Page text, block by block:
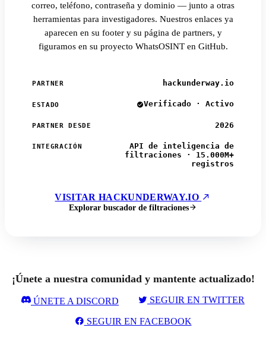
correo, teléfono, contraseña y dominio — junto a otras
herramientas para investigadores. Nuestros enlaces ya
aparecen en su footer y su página de partners, y
figuramos en su proyecto WhatsOSINT en GitHub.
PARTNER hackunderway.io
ESTADO Verificado · Activo
PARTNER DESDE 2026
INTEGRACIÓN
API de inteligencia de
filtraciones · 15.000M+
registros
VISITAR HACKUNDERWAY.IO
Explorar buscador de filtraciones
¡Únete a nuestra comunidad y mantente actualizado!
ÚNETE A DISCORD SEGUIR EN TWITTER
SEGUIR EN FACEBOOK